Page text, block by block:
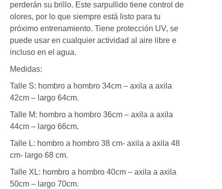
perderán su brillo. Este sarpullido tiene control de
olores, por lo que siempre está listo para tu
próximo entrenamiento. Tiene protección UV, se
puede usar en cualquier actividad al aire libre e
incluso en el agua.
Medidas:
Talle S: hombro a hombro 34cm – axila a axila
42cm – largo 64cm.
Talle M: hombro a hombro 36cm – axila a axila
44cm – largo 66cm.
Talle L: hombro a hombro 38 cm- axila a axila 48
cm- largo 68 cm.
Talle XL: hombro a hombro 40cm – axila a axila
50cm – largo 70cm.